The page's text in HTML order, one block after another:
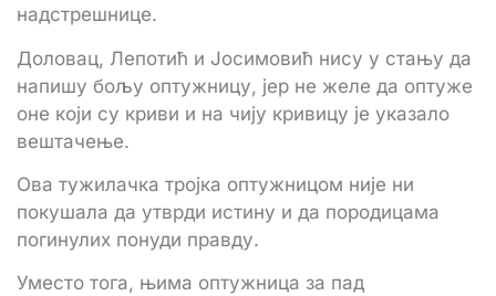
надстрешнице.
Доловац, Лепотић и Јосимовић нису у стању да
напишу бољу оптужницу, јер не желе да оптуже
оне који су криви и на чију кривицу је указало
вештачење.
Ова тужилачка тројка оптужницом није ни
покушала да утврди истину и да породицама
погинулих понуди правду.
Уместо тога, њима оптужница за пад